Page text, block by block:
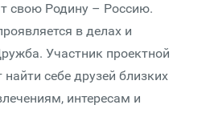
свою Родину – Россию.
в делах и
Участник проектной
себе друзей близких
интересам и